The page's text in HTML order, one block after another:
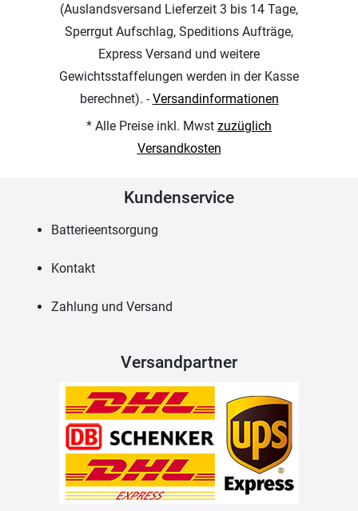
(Auslandsversand Lieferzeit 3 bis 14 Tage,
Sperrgut Aufschlag, Speditions Aufträge,
Express Versand und weitere
Gewichtsstaffelungen werden in der Kasse
berechnet). -Versandinformationen
* Alle Preise inkl. Mwst zuzüglich
Versandkosten
Kundenservice
Batterieentsorgung
Kontakt
Zahlung und Versand
Versandpartner